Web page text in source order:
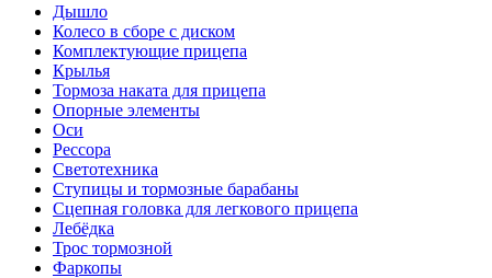
Дышло
Колесо в сборе с диском
Комплектующие прицепа
Крылья
Тормоза наката для прицепа
Опорные элементы
Оси
Рессора
Светотехника
Ступицы и тормозные барабаны
Сцепная головка для легкового прицепа
Лебёдка
Трос тормозной
Фаркопы